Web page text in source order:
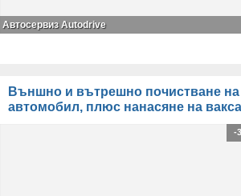
Автосервиз Autodrive
Външно и вътрешно почистване на
автомобил, плюс нанасяне на вакса
-